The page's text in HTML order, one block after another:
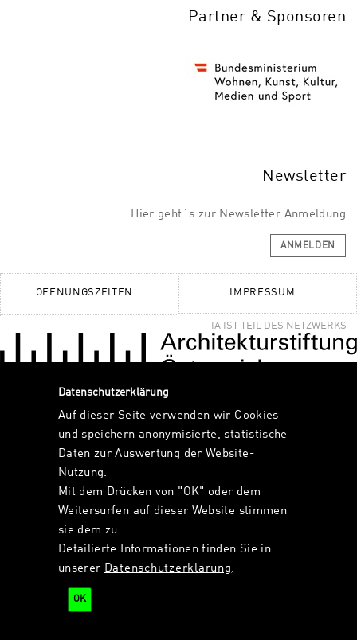
Partner & Sponsoren
Newsletter
Hier geht´s zur Newsletter Anmeldung
ANMELDEN
ÖFFNUNGSZEITEN IMPRESSUM
IA IST TEIL DES NETZWERKS
Datenschutzerklärung
Auf dieser Seite verwenden wir Cookies
und speichern anonymisierte, statistische
Daten zur Auswertung der Website-
Nutzung.
Mit dem Drücken von "OK" oder dem
Weitersurfen auf dieser Website stimmen
sie dem zu.
Detailierte Informationen finden Sie in
unserer Datenschutzerklärung.
OK